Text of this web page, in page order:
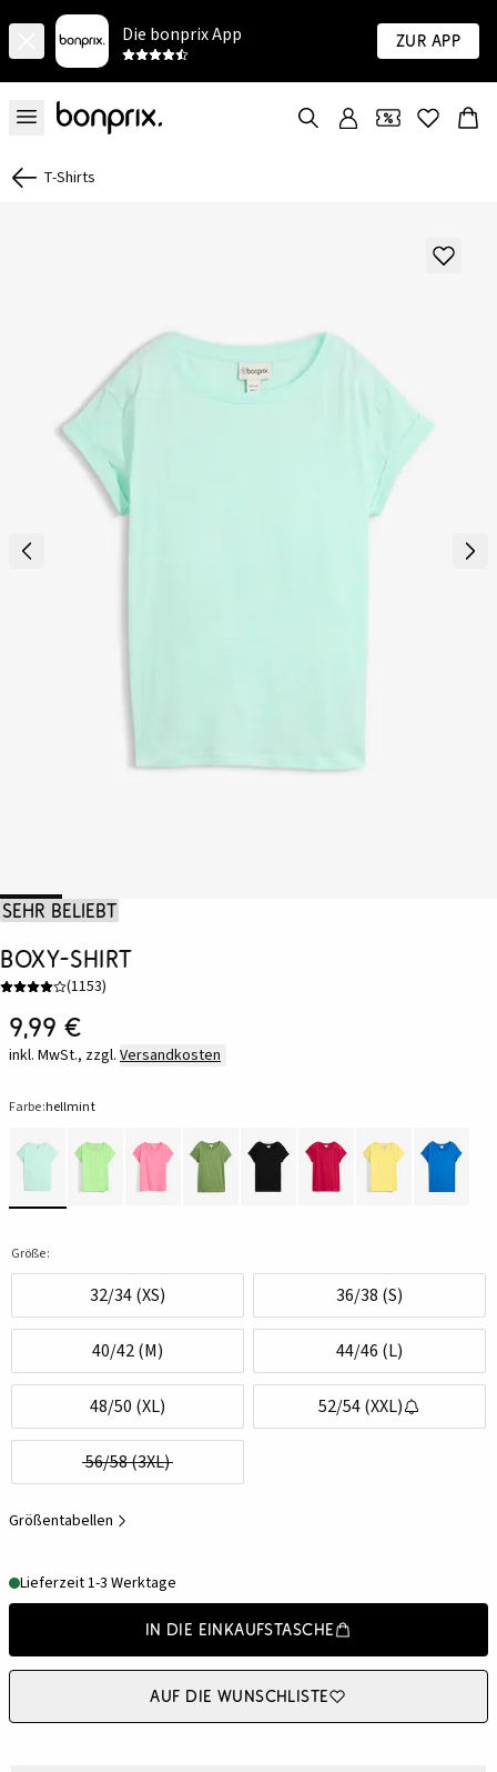
Die bonprix App Zur App
T-Shirts
Sehr beliebt
Boxy-Shirt
(1153)
9,99 €
inkl. MwSt., zzgl. Versandkosten
Farbe:hellmint
Größe:
32/34 (XS) 36/38 (S)
40/42 (M) 44/46 (L)
48/50 (XL) 52/54 (XXL)
56/58 (3XL)
Größentabellen
Lieferzeit 1-3 Werktage
In die Einkaufstasche
Auf die Wunschliste